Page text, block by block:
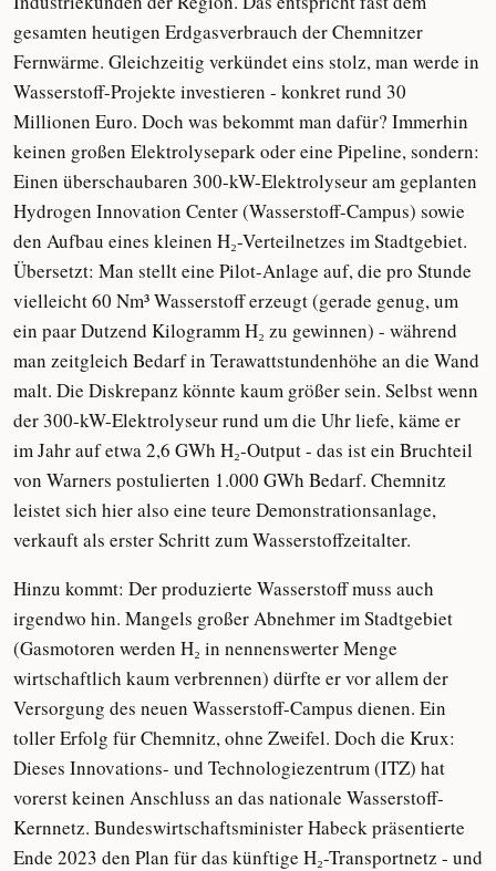
gesamten heutigen Erdgasverbrauch der Chemnitzer
Fernwärme. Gleichzeitig verkündet eins stolz, man werde in
Wasserstoff-Projekte investieren - konkret rund 30
Millionen Euro. Doch was bekommt man dafür? Immerhin
keinen großen Elektrolysepark oder eine Pipeline, sondern:
Einen überschaubaren 300-kW-Elektrolyseur am geplanten
Hydrogen Innovation Center (Wasserstoff-Campus) sowie
den Aufbau eines kleinen H₂-Verteilnetzes im Stadtgebiet.
Übersetzt: Man stellt eine Pilot-Anlage auf, die pro Stunde
vielleicht 60 Nm³ Wasserstoff erzeugt (gerade genug, um
ein paar Dutzend Kilogramm H₂ zu gewinnen) - während
man zeitgleich Bedarf in Terawattstundenhöhe an die Wand
malt. Die Diskrepanz könnte kaum größer sein. Selbst wenn
der 300-kW-Elektrolyseur rund um die Uhr liefe, käme er
im Jahr auf etwa 2,6 GWh H₂-Output - das ist ein Bruchteil
von Warners postulierten 1.000 GWh Bedarf. Chemnitz
leistet sich hier also eine teure Demonstrationsanlage,
verkauft als erster Schritt zum Wasserstoffzeitalter.
Hinzu kommt: Der produzierte Wasserstoff muss auch
irgendwo hin. Mangels großer Abnehmer im Stadtgebiet
(Gasmotoren werden H₂ in nennenswerter Menge
wirtschaftlich kaum verbrennen) dürfte er vor allem der
Versorgung des neuen Wasserstoff-Campus dienen. Ein
toller Erfolg für Chemnitz, ohne Zweifel. Doch die Krux:
Dieses Innovations- und Technologiezentrum (ITZ) hat
vorerst keinen Anschluss an das nationale Wasserstoff-
Kernnetz. Bundeswirtschaftsminister Habeck präsentierte
Ende 2023 den Plan für das künftige H₂-Transportnetz - und